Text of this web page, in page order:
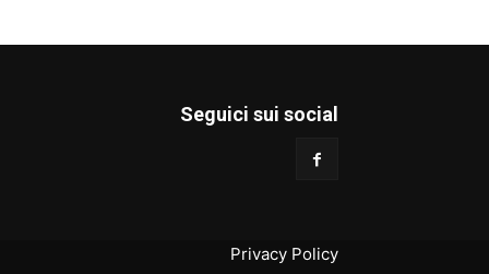
Seguici sui social
Privacy Policy